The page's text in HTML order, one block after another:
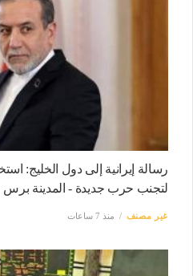
رسالة إيرانية إلى دول الخليج:
لتجنب حرب جديدة - المدينة برس
غير مصنف منذ 7 ساعات